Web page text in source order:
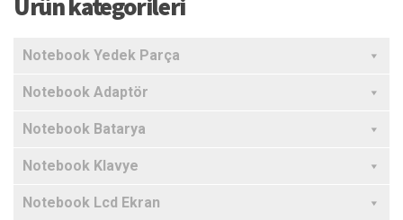
Ürün kategorileri
Notebook Yedek Parça
Notebook Adaptör
Notebook Batarya
Notebook Klavye
Notebook Lcd Ekran